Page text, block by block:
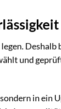
und
in ein